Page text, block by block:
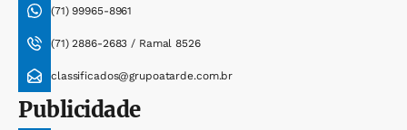
(71) 99965-8961
(71) 2886-2683 / Ramal 8526
classificados@grupoatarde.com.br
Publicidade